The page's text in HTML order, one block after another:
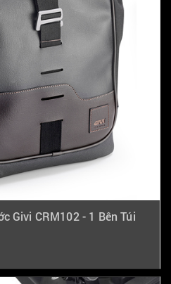
Givi CRM102 - 1 Bên Túi